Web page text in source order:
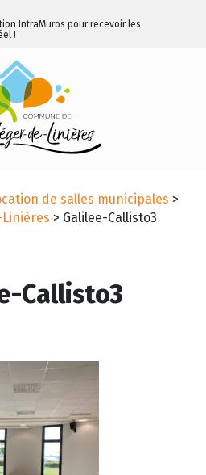
IntraMuros pour recevoir les
!
de salles municipales >
> Galilee-Callisto3
Callisto3